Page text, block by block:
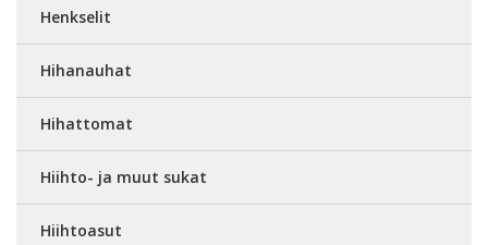
Henkselit
Hihanauhat
Hihattomat
Hiihto- ja muut sukat
Hiihtoasut